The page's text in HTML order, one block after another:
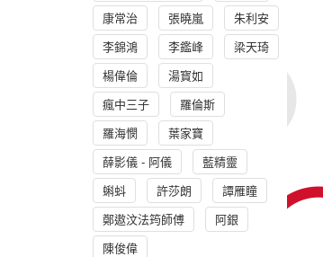
康常治 張曉嵐 朱利安
李錦鴻 李鑑峰 梁天琦
楊偉倫 湯寳如
瘋中三子 羅倫斯
羅海憫 葉家寶
薛影儀 - 阿儀 藍精靈
蝌蚪 許莎朗 譚雁瞳
鄭遨汶法筠師傅 阿銀
陳俊偉